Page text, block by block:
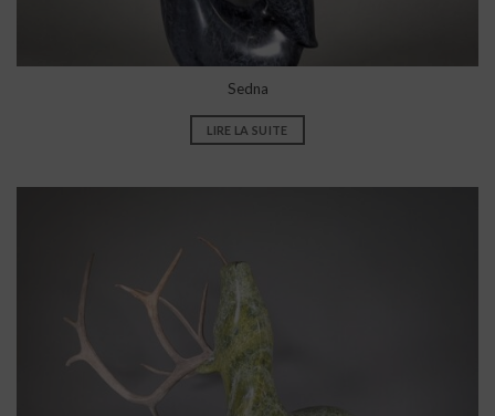
Sedna
LIRE LA SUITE